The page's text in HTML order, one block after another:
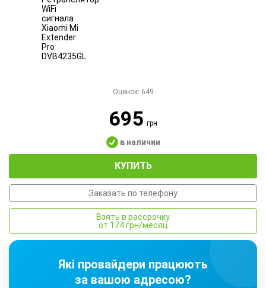
Оценок: 649
695грн
в наличии
КУПИТЬ
Заказать по телефону
Взять в рассрочку
от 174 грн/месяц
Які провайдери працюють
за вашою адресою?